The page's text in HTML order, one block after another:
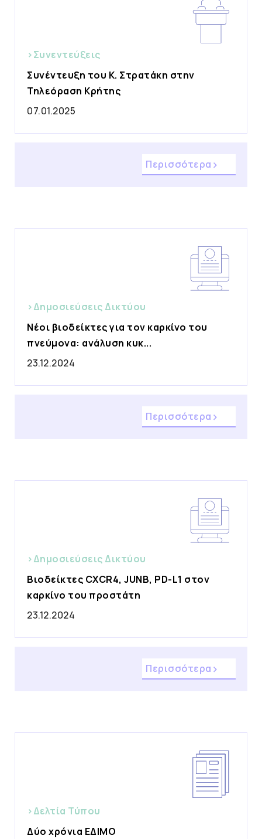
>Συνεντεύξεις
Συνέντευξη του Κ. Στρατάκη στην
Τηλεόραση Κρήτης
07.01.2025
Περισσότερα
>Δημοσιεύσεις Δικτύου
Νέοι βιοδείκτες για τον καρκίνο του
πνεύμονα: ανάλυση κυκ...
23.12.2024
Περισσότερα
>Δημοσιεύσεις Δικτύου
Βιοδείκτες CXCR4, JUNB, PD-L1 στον
καρκίνο του προστάτη
23.12.2024
Περισσότερα
>Δελτία Τύπου
Δύο χρόνια ΕΔΙΜΟ